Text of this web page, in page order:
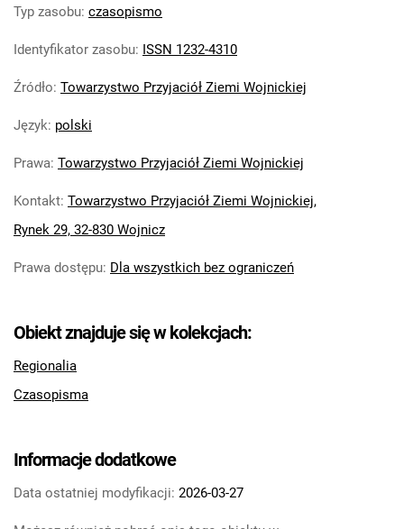
Typ zasobu: czasopismo
Identyfikator zasobu: ISSN 1232-4310
Źródło: Towarzystwo Przyjaciół Ziemi Wojnickiej
Język: polski
Prawa: Towarzystwo Przyjaciół Ziemi Wojnickiej
Kontakt: Towarzystwo Przyjaciół Ziemi Wojnickiej,
Rynek 29, 32-830 Wojnicz
Prawa dostępu: Dla wszystkich bez ograniczeń
Obiekt znajduje się w kolekcjach:
Regionalia
Czasopisma
Informacje dodatkowe
Data ostatniej modyfikacji: 2026-03-27